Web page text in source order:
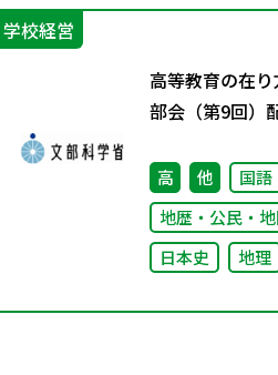
学校経営
高等教育の在
部会（第9回）
高 他
国語
地歴・公民・
日本史
地理